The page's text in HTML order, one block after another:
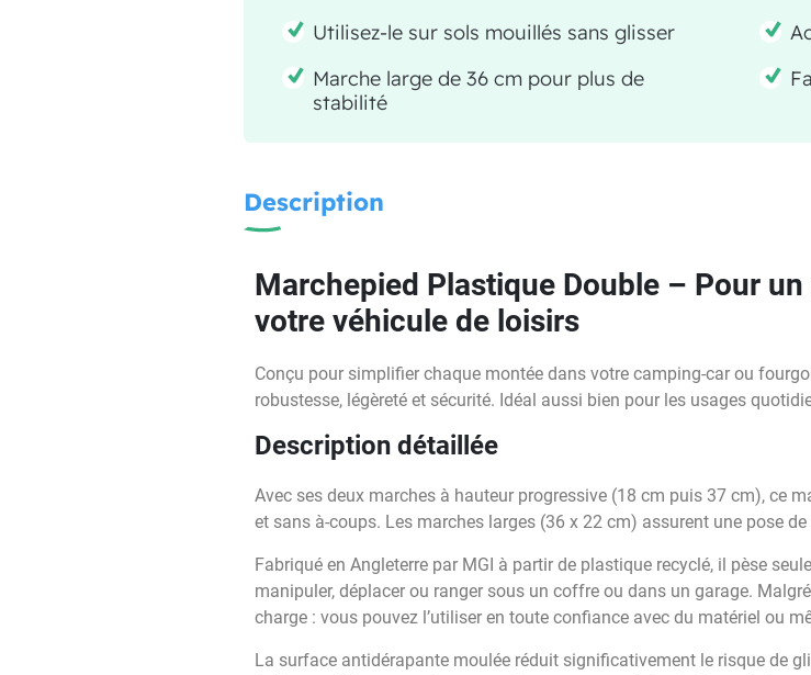
Utilisez-le sur sols mouillés sans glisser
Marche large de 36 cm pour plus de
stabilité
Description
Marchepied Plastique Double – Pour
votre véhicule de loisirs
Conçu pour simplifier chaque montée dans votre camping-car ou
robustesse, légèreté et sécurité. Idéal aussi bien pour les usages
Description détaillée
Avec ses deux marches à hauteur progressive (18 cm puis 37 cm), ce
et sans à-coups. Les marches larges (36 x 22 cm) assurent une pose
Fabriqué en Angleterre par MGI à partir de plastique recyclé, il pèse
manipuler, déplacer ou ranger sous un coffre ou dans un garage.
charge : vous pouvez l’utiliser en toute confiance avec du matériel ou
La surface antidérapante moulée réduit significativement le risque de